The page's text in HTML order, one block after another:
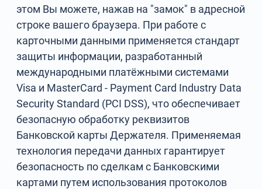
этом Вы можете, нажав на "замок" в адресной
строке вашего браузера. При работе с
карточными данными применяется стандарт
защиты информации, разработанный
международными платёжными системами
Visa и MasterCard - Payment Card Industry Data
Security Standard (PCI DSS), что обеспечивает
безопасную обработку реквизитов
Банковской карты Держателя. Применяемая
технология передачи данных гарантирует
безопасность по сделкам с Банковскими
картами путем использования протоколов